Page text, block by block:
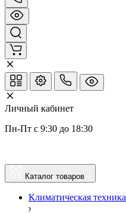
Личный кабинет
Пн-Пт с 9:30 до 18:30
Каталог товаров
Климатическая техника